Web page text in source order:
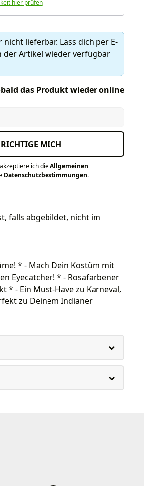
hier prüfen
lieferbar. Lass dich per E-
der Artikel wieder verfügbar
das Produkt wieder online
MICH
ich dieAllgemeinen
Datenschutzbestimmungen.
falls abgebildet, nicht im
* - Mach Dein Kostüm mit
Eyecatcher! * - Rosafarbener
* - Ein Must-Have zu Karneval,
zu Deinem Indianer